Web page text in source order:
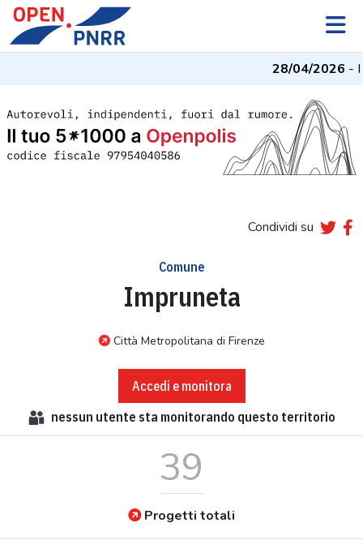
28/04/2026- I
Condividi su
Comune
Impruneta
Città Metropolitana di Firenze
Accedi e monitora
nessun utente sta monitorando questo territorio
39
Progetti totali